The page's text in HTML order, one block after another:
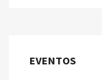
EVENTOS